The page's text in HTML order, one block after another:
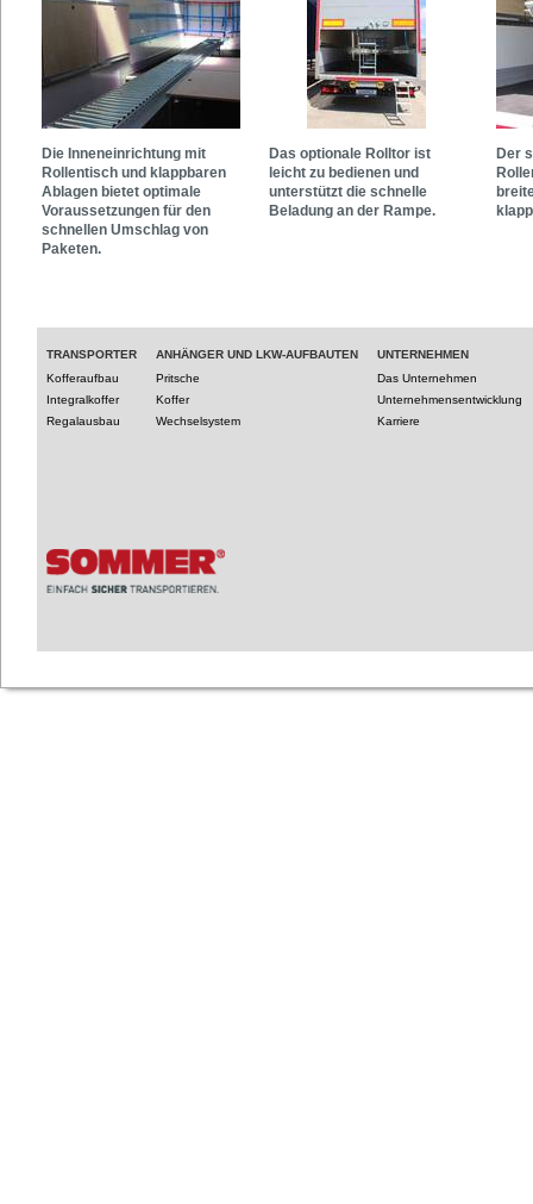
Die Inneneinrichtung mit
Rollentisch und klappbaren
Ablagen bietet optimale
Voraussetzungen für den
schnellen Umschlag von
Paketen.
Das optionale Rolltor ist
leicht zu bedienen und
unterstützt die schnelle
Beladung an der Rampe.
Der
TRANSPORTER
Kofferaufbau
Integralkoffer
Regalausbau
ANHÄNGER UND LKW-AUFBAUTEN
Pritsche
Koffer
Wechselsystem
UNTERNEHMEN
Das Unternehmen
Unternehmensentwicklung
Karriere